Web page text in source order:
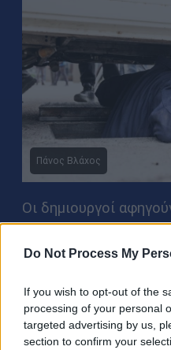
Do Not Process My
If you wish to opt-out of the
processing of your personal
targeted advertising by us,
section to confirm your
Πάνος Βλάχος
Οι δημιουργοί
ηρώων μέσα από
είναι άνθρωποι της
απλώς να τους
αυτούς κάτι γνώριμο,
κραυγή που βγάζουν